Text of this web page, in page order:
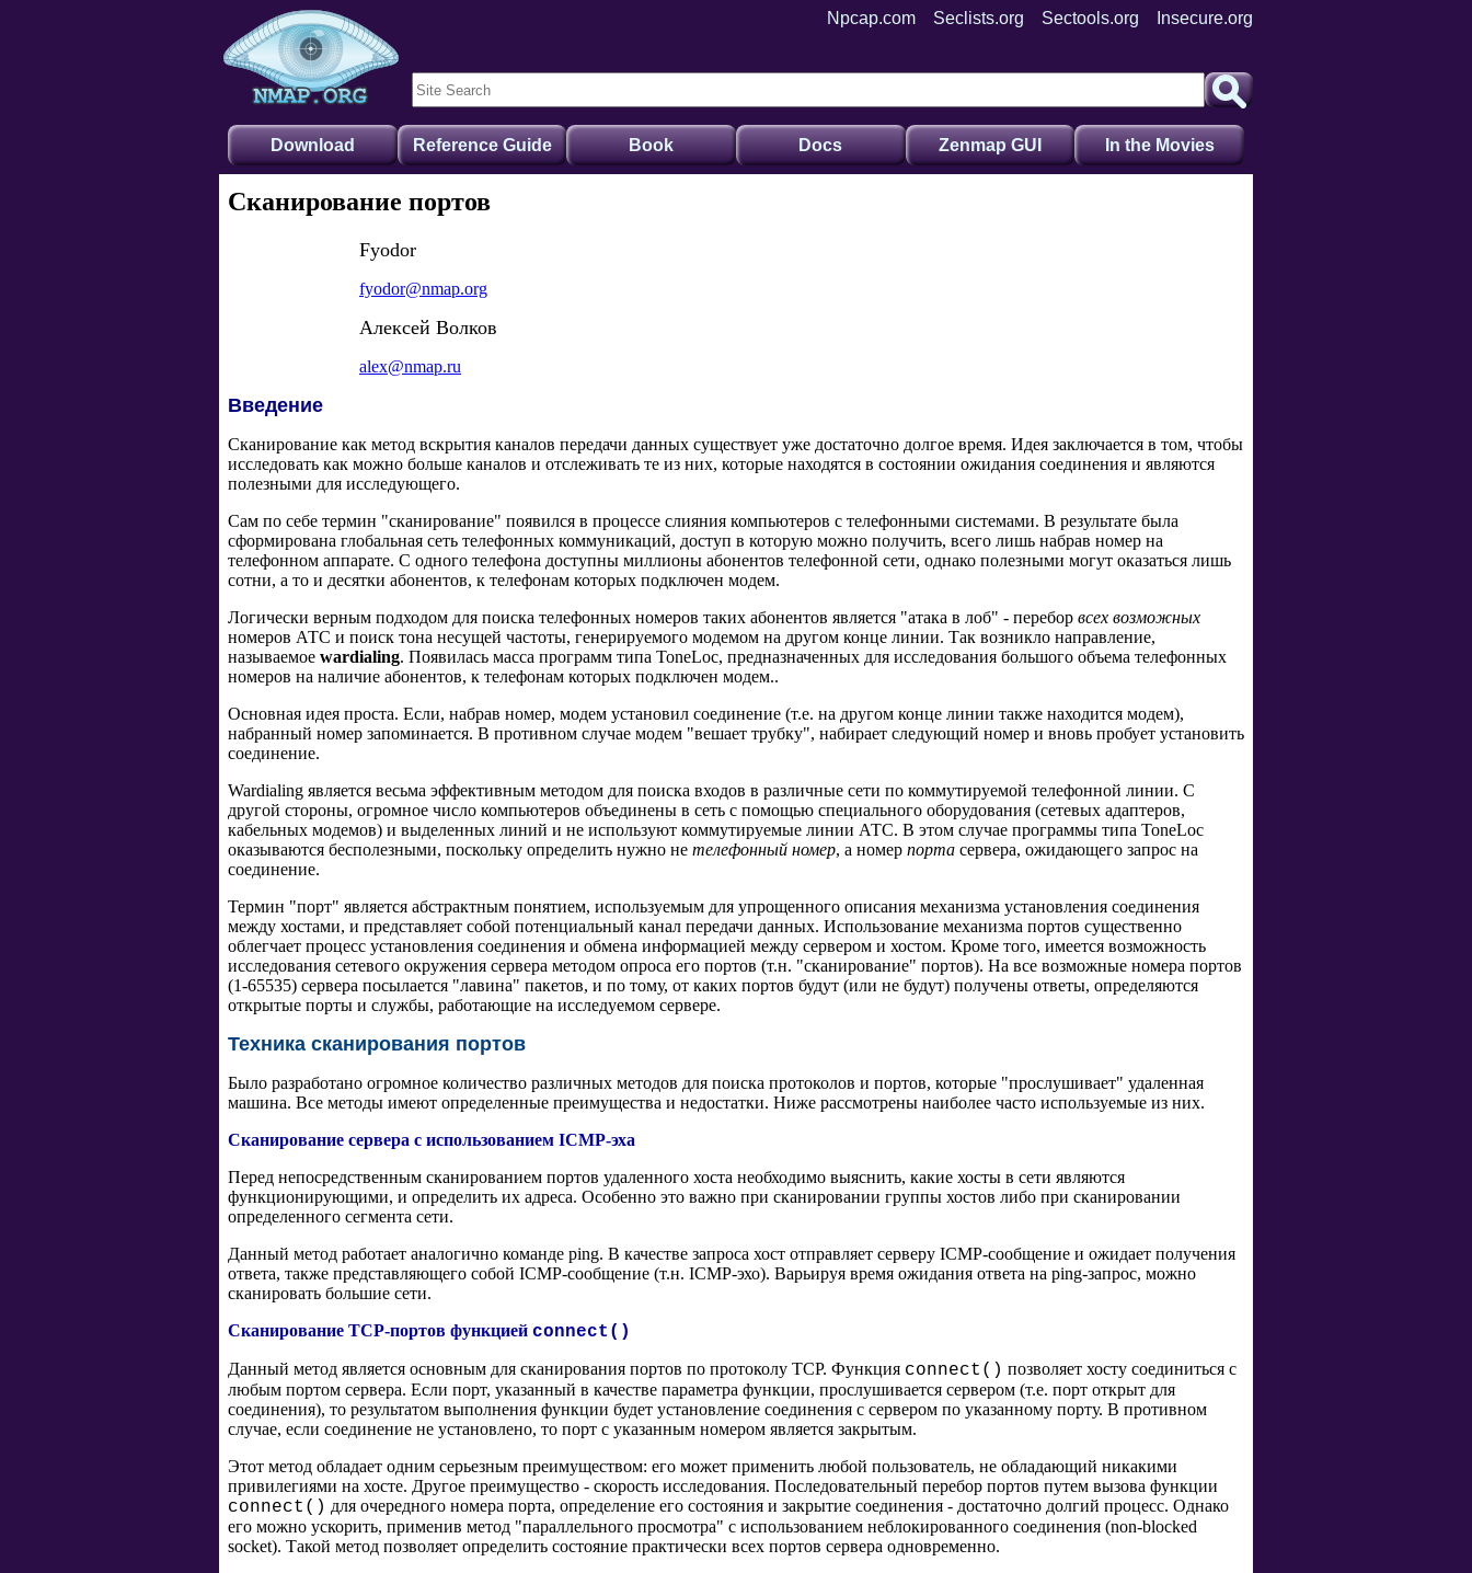
Npcap.com Seclists.org Sectools.org Insecure.org
Download Reference Guide Book Docs Zenmap GUI In the Movies
Сканирование портов
Fyodor
fyodor@nmap.org
Алексей Волков
alex@nmap.ru
Введение
Сканирование как метод вскрытия каналов передачи данных существует уже достаточно долгое время. Идея заключается в том, чтобы
исследовать как можно больше каналов и отслеживать те из них, которые находятся в состоянии ожидания соединения и являются
полезными для исследующего.
Сам по себе термин "сканирование" появился в процессе слияния компьютеров с телефонными системами. В результате была
сформирована глобальная сеть телефонных коммуникаций, доступ в которую можно получить, всего лишь набрав номер на
телефонном аппарате. С одного телефона доступны миллионы абонентов телефонной сети, однако полезными могут оказаться лишь
сотни, а то и десятки абонентов, к телефонам которых подключен модем.
Логически верным подходом для поиска телефонных номеров таких абонентов является "атака в лоб" - перебор всех возможных
номеров АТС и поиск тона несущей частоты, генерируемого модемом на другом конце линии. Так возникло направление,
называемое wardialing. Появилась масса программ типа ToneLoc, предназначенных для исследования большого объема телефонных
номеров на наличие абонентов, к телефонам которых подключен модем..
Основная идея проста. Если, набрав номер, модем установил соединение (т.е. на другом конце линии также находится модем),
набранный номер запоминается. В противном случае модем "вешает трубку", набирает следующий номер и вновь пробует установить
соединение.
Wardialing является весьма эффективным методом для поиска входов в различные сети по коммутируемой телефонной линии. С
другой стороны, огромное число компьютеров объединены в сеть с помощью специального оборудования (сетевых адаптеров,
кабельных модемов) и выделенных линий и не используют коммутируемые линии АТС. В этом случае программы типа ToneLoc
оказываются бесполезными, поскольку определить нужно не телефонный номер, а номер порта сервера, ожидающего запрос на
соединение.
Термин "порт" является абстрактным понятием, используемым для упрощенного описания механизма установления соединения
между хостами, и представляет собой потенциальный канал передачи данных. Использование механизма портов существенно
облегчает процесс установления соединения и обмена информацией между сервером и хостом. Кроме того, имеется возможность
исследования сетевого окружения сервера методом опроса его портов (т.н. "сканирование" портов). На все возможные номера портов
(1-65535) сервера посылается "лавина" пакетов, и по тому, от каких портов будут (или не будут) получены ответы, определяются
открытые порты и службы, работающие на исследуемом сервере.
Техника сканирования портов
Было разработано огромное количество различных методов для поиска протоколов и портов, которые "прослушивает" удаленная
машина. Все методы имеют определенные преимущества и недостатки. Ниже рассмотрены наиболее часто используемые из них.
Сканирование сервера с использованием ICMP-эха
Перед непосредственным сканированием портов удаленного хоста необходимо выяснить, какие хосты в сети являются
функционирующими, и определить их адреса. Особенно это важно при сканировании группы хостов либо при сканировании
определенного сегмента сети.
Данный метод работает аналогично команде ping. В качестве запроса хост отправляет серверу ICMP-сообщение и ожидает получения
ответа, также представляющего собой ICMP-сообщение (т.н. ICMP-эхо). Варьируя время ожидания ответа на ping-запрос, можно
сканировать большие сети.
Сканирование TCP-портов функцией connect()
Данный метод является основным для сканирования портов по протоколу TCP. Функция connect() позволяет хосту соединиться с
любым портом сервера. Если порт, указанный в качестве параметра функции, прослушивается сервером (т.е. порт открыт для
соединения), то результатом выполнения функции будет установление соединения с сервером по указанному порту. В противном
случае, если соединение не установлено, то порт с указанным номером является закрытым.
Этот метод обладает одним серьезным преимуществом: его может применить любой пользователь, не обладающий никакими
привилегиями на хосте. Другое преимущество - скорость исследования. Последовательный перебор портов путем вызова функции
connect() для очередного номера порта, определение его состояния и закрытие соединения - достаточно долгий процесс. Однако
его можно ускорить, применив метод "параллельного просмотра" с использованием неблокированного соединения (non-blocked
socket). Такой метод позволяет определить состояние практически всех портов сервера одновременно.